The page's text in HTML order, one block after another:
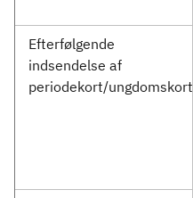
Efterfølgende
indsendelse af
periodekort/ungdomskort